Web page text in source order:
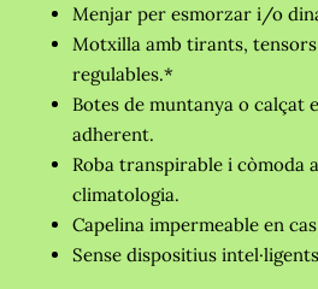
Menjar per esmorzar i/o
Motxilla amb tirants,
regulables.*
Botes de muntanya o calçat
adherent.
Roba transpirable i còmoda
climatologia.
Capelina impermeable en
Sense dispositius